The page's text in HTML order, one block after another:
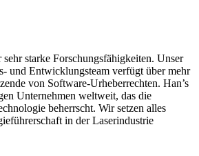
starke Forschungsfähigkeiten. Unser
und Entwicklungsteam verfügt über mehr
von Software-Urheberrechten. Han’s
Unternehmen weltweit, das die
beherrscht. Wir setzen alles
in der Laserindustrie